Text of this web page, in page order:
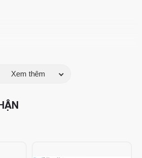
sử dụng với sự tự tin để làm sạch bát
xối và các bề mặt sứ khác.
Xem thêm